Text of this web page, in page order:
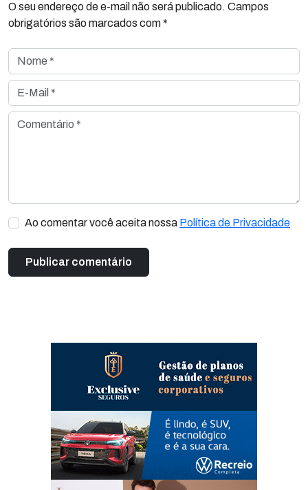
O seu endereço de e-mail não será publicado. Campos
obrigatórios são marcados com *
Nome *
E-Mail *
Comentário *
Ao comentar você aceita nossa Política de Privacidade